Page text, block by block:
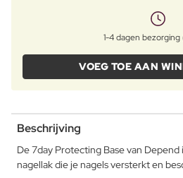
1-4 dagen
VOEG TOE AAN
Beschrijving
De 7day Protecting Base van
nagellak die je nagels versterkt en